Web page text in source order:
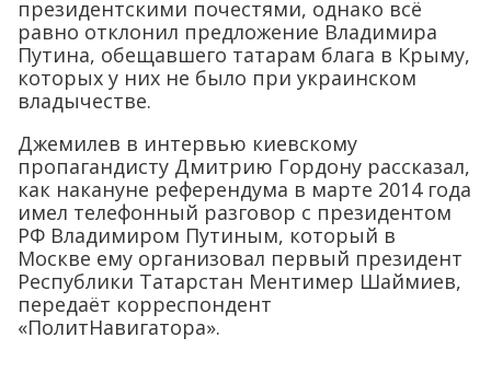
президентскими почестями, однако всё
равно отклонил предложение Владимира
Путина, обещавшего татарам блага в Крыму,
которых у них не было при украинском
владычестве.
Джемилев в интервью киевскому
пропагандисту Дмитрию Гордону рассказал,
как накануне референдума в марте 2014 года
имел телефонный разговор с президентом
РФ Владимиром Путиным, который в
Москве ему организовал первый президент
Республики Татарстан Ментимер Шаймиев,
передаёт корреспондент
«ПолитНавигатора».